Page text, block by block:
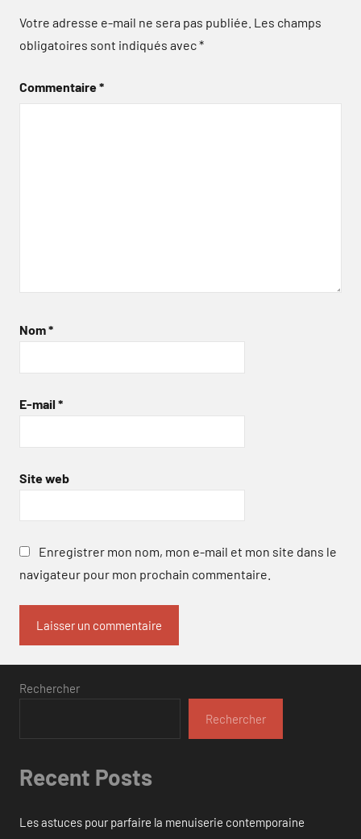
Votre adresse e-mail ne sera pas publiée. Les champs
obligatoires sont indiqués avec*
Commentaire*
Nom*
E-mail *
Site web
Enregistrer mon nom, mon e-mail et mon site dans le
navigateur pour mon prochain commentaire.
Rechercher
Rechercher
Recent Posts
Les astuces pour parfaire la menuiserie contemporaine